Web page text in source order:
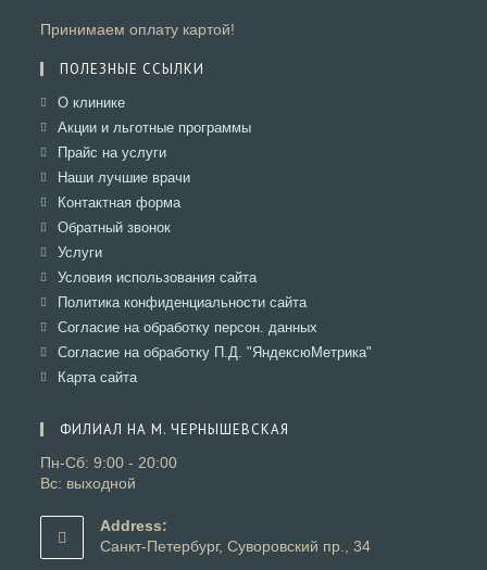
Принимаем оплату картой!
ПОЛЕЗНЫЕ ССЫЛКИ
О клиникеОткроется
в
вкладке
Акции и льготные программыОткроется
Прайс на услугиОткроется
в
вкладке
Наши лучшие врачиОткроется
Контактная формаОткроется
Обратный звонокОткроется
вкладке
УслугиОткроется
в
вкладке
Условия использования сайтаОткроется
в
вкладке
Политика конфиденциальности сайтаОткроется
в
новой
вкладке
Согласие на обработку персон. данных
в
Согласие на обработку П.Д. "ЯндексюМетрика"
Карта сайтаОткроется
вкладке
ФИЛИАЛ НА М. ЧЕРНЫШЕВСКАЯ
Пн-Сб: 9:00 - 20:00
Вс: выходной
Address:
Санкт-Петербург, Суворовский пр., 34